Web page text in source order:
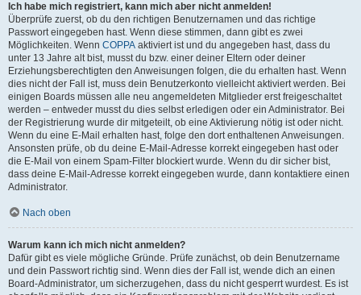
Ich habe mich registriert, kann mich aber nicht anmelden!
Überprüfe zuerst, ob du den richtigen Benutzernamen und das richtige
Passwort eingegeben hast. Wenn diese stimmen, dann gibt es zwei
Möglichkeiten. Wenn COPPA aktiviert ist und du angegeben hast, dass du
unter 13 Jahre alt bist, musst du bzw. einer deiner Eltern oder deiner
Erziehungsberechtigten den Anweisungen folgen, die du erhalten hast. Wenn
dies nicht der Fall ist, muss dein Benutzerkonto vielleicht aktiviert werden. Bei
einigen Boards müssen alle neu angemeldeten Mitglieder erst freigeschaltet
werden – entweder musst du dies selbst erledigen oder ein Administrator. Bei
der Registrierung wurde dir mitgeteilt, ob eine Aktivierung nötig ist oder nicht.
Wenn du eine E-Mail erhalten hast, folge den dort enthaltenen Anweisungen.
Ansonsten prüfe, ob du deine E-Mail-Adresse korrekt eingegeben hast oder
die E-Mail von einem Spam-Filter blockiert wurde. Wenn du dir sicher bist,
dass deine E-Mail-Adresse korrekt eingegeben wurde, dann kontaktiere einen
Administrator.
Nach oben
Warum kann ich mich nicht anmelden?
Dafür gibt es viele mögliche Gründe. Prüfe zunächst, ob dein Benutzername
und dein Passwort richtig sind. Wenn dies der Fall ist, wende dich an einen
Board-Administrator, um sicherzugehen, dass du nicht gesperrt wurdest. Es ist